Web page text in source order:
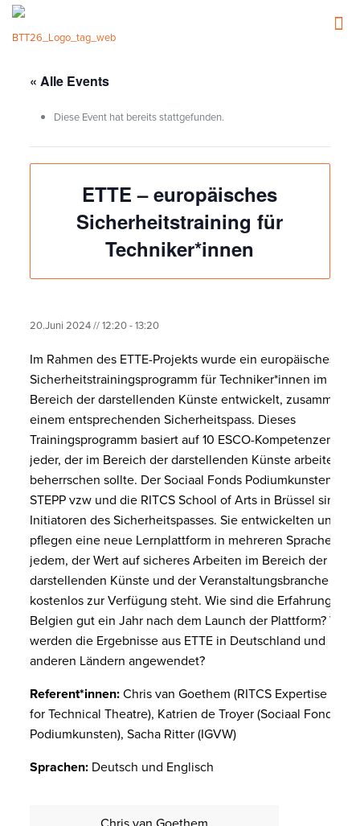
« Alle Events
Diese Event hat bereits stattgefunden.
ETTE – europäisches
Sicherheitstraining für
Techniker*innen
20.Juni 2024 // 12:20-13:20
Im Rahmen des ETTE-Projekts wurde ein europäisches
Sicherheitstrainingsprogramm für Techniker*innen im
Bereich der darstellenden Künste entwickelt, zusammen
einem entsprechenden Sicherheitspass. Dieses
Trainingsprogramm basiert auf 10 ESCO-Kompetenzen, die
jeder, der im Bereich der darstellenden Künste arbeitet,
beherrschen sollte. Der Sociaal Fonds Podiumkunsten,
STEPP vzw und die RITCS School of Arts in Brüssel sind
Initiatoren des Sicherheitspasses. Sie entwickelten und
pflegen eine neue Lernplattform in mehreren Sprachen,
jedem, der Wert auf sicheres Arbeiten im Bereich der
darstellenden Künste und der Veranstaltungsbranche legt,
kostenlos zur Verfügung steht. Wie sind die Erfahrungen in
Belgien gut ein Jahr nach dem Launch der Plattform? Wie
werden die Ergebnisse aus ETTE in Deutschland und
anderen Ländern angewendet?
Referent*innen:Chris van Goethem (RITCS Expertise
for Technical Theatre), Katrien de Troyer (Sociaal Fonds
Podiumkunsten), Sacha Ritter (IGVW)
Sprachen:Deutsch und Englisch